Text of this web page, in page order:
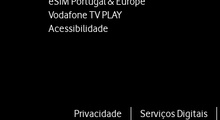
Vodafone TV PLAY
Acessibilidade
Privacidade Serviços Digitais